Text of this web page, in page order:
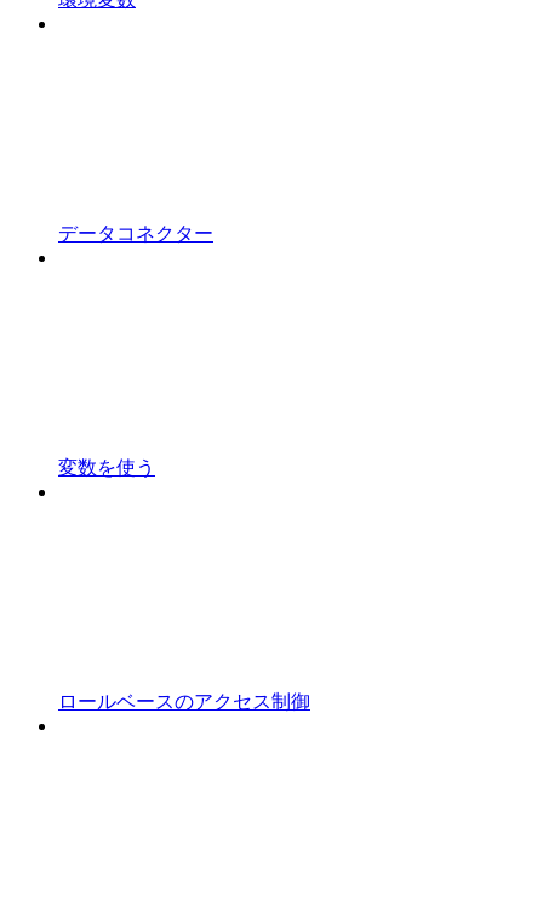
データコネクター
変数を使う
ロールベースのアクセス制御